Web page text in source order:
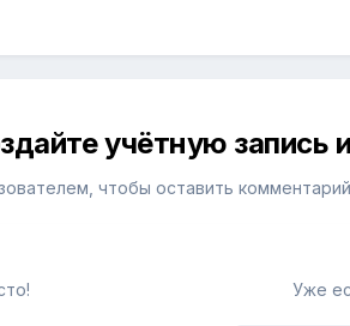
учётную запись
чтобы оставить комментарий
Уже